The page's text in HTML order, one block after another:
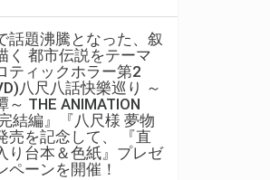
話題沸騰となった、叙
く 都市伝説をテーマ
ティックホラー第2
八尺八話快樂巡り ～
～ THE ANIMATION
結編』『八尺様 夢物
売を記念して、 『直
り台本＆色紙』プレゼ
ペーンを開催！